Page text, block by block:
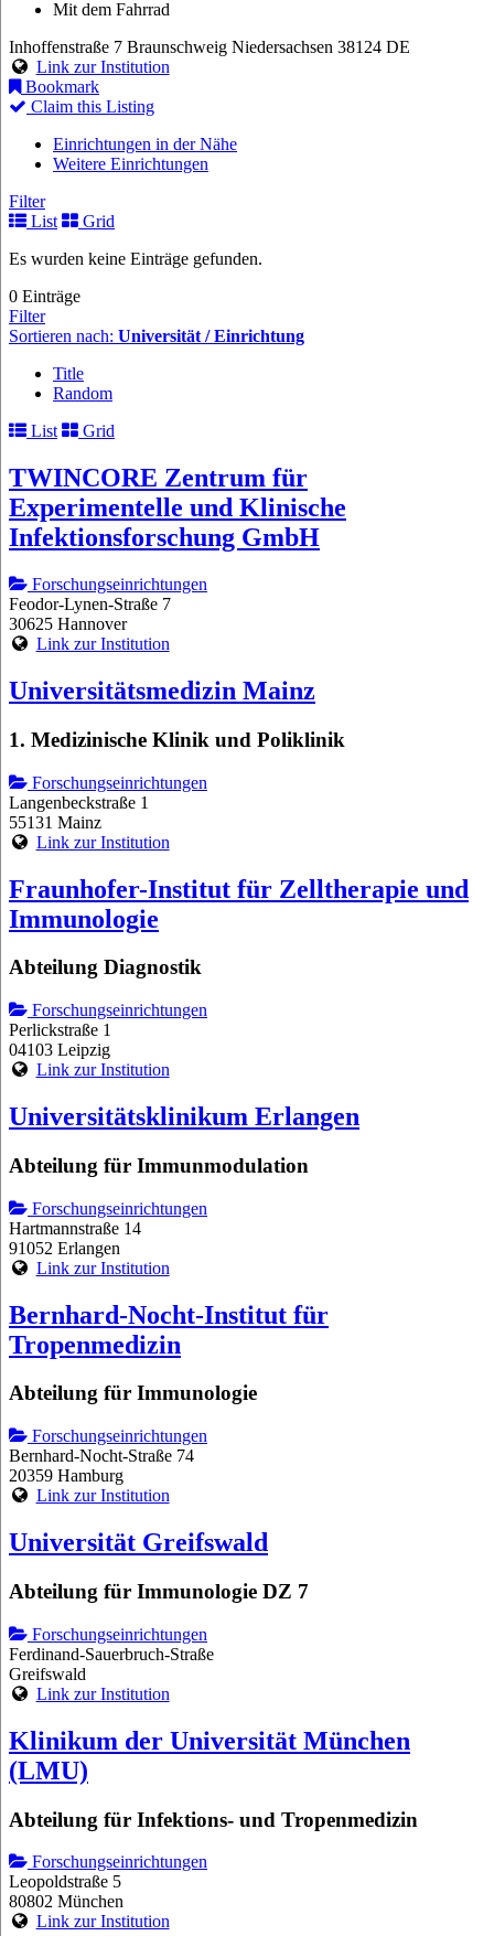
Mit dem Fahrrad
Inhoffenstraße 7 Braunschweig Niedersachsen 38124 DE
Link zur Institution
Bookmark
Claim this Listing
Einrichtungen in der Nähe
Weitere Einrichtungen
Filter
List
Grid
Es wurden keine Einträge gefunden.
0 Einträge
Filter
Sortieren nach: Universität / Einrichtung
Title
Random
List
Grid
TWINCORE Zentrum für
Experimentelle und Klinische
Infektionsforschung GmbH
Forschungseinrichtungen
Feodor-Lynen-Straße 7
30625 Hannover
Link zur Institution
Universitätsmedizin Mainz
1. Medizinische Klinik und Poliklinik
Forschungseinrichtungen
Langenbeckstraße 1
55131 Mainz
Link zur Institution
Fraunhofer-Institut für Zelltherapie und
Immunologie
Abteilung Diagnostik
Forschungseinrichtungen
Perlickstraße 1
04103 Leipzig
Link zur Institution
Universitätsklinikum Erlangen
Abteilung für Immunmodulation
Forschungseinrichtungen
Hartmannstraße 14
91052 Erlangen
Link zur Institution
Bernhard-Nocht-Institut für
Tropenmedizin
Abteilung für Immunologie
Forschungseinrichtungen
Bernhard-Nocht-Straße 74
20359 Hamburg
Link zur Institution
Universität Greifswald
Abteilung für Immunologie DZ 7
Forschungseinrichtungen
Ferdinand-Sauerbruch-Straße
Greifswald
Link zur Institution
Klinikum der Universität München
(LMU)
Abteilung für Infektions- und Tropenmedizin
Forschungseinrichtungen
Leopoldstraße 5
80802 München
Link zur Institution